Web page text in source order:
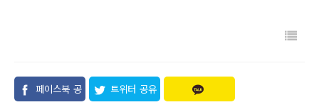
페이스북 공
트위터 공유